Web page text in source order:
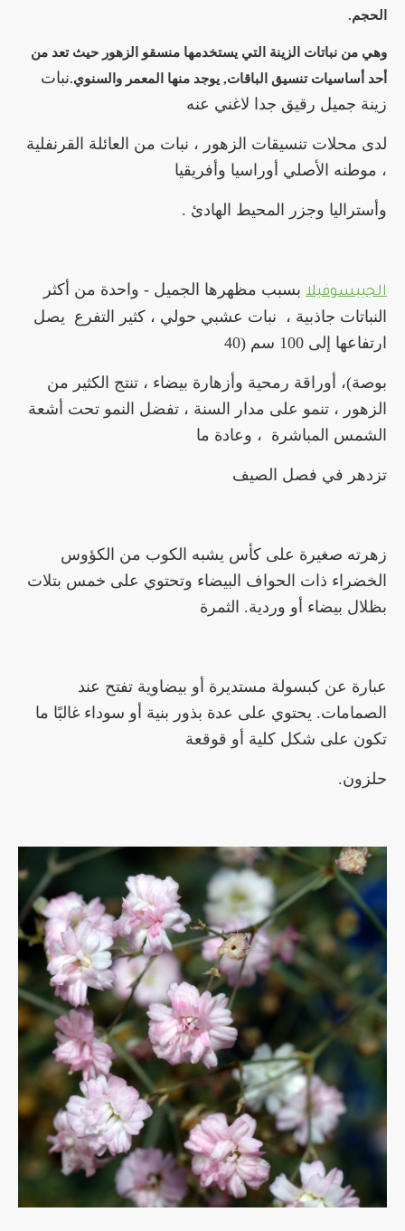
الحجم.
وهي من نباتات الزينة التي يستخدمها منسقو الزهور حيث تعد من
أحد أساسيات تنسيق الباقات, يوجد منها المعمر والسنوي.نبات
زينة جميل رقيق جدا لاغني عنه
لدى محلات تنسيقات الزهور ، نبات من العائلة القرنفلية
، موطنه الأصلي أوراسيا وأفريقيا
وأستراليا وجزر المحيط الهادئ .
الجيبسوفيلا بسبب مظهرها الجميل - واحدة من أكثر
النباتات جاذبية ، نبات عشبي حولي ، كثير التفرع يصل
ارتفاعها إلى 100 سم (40
بوصة)، أوراقة رمحية وأزهارة بيضاء ، تنتج الكثير من
الزهور ، تنمو على مدار السنة ، تفضل النمو تحت أشعة
الشمس المباشرة ، وعادة ما
تزدهر في فصل الصيف
زهرته صغيرة على كأس يشبه الكوب من الكؤوس
الخضراء ذات الحواف البيضاء وتحتوي على خمس بتلات
بظلال بيضاء أو وردية. الثمرة
عبارة عن كبسولة مستديرة أو بيضاوية تفتح عند
الصمامات. يحتوي على عدة بذور بنية أو سوداء غالبًا ما
تكون على شكل كلية أو قوقعة
حلزون.